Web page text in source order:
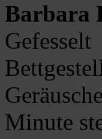
Barbara
Minute